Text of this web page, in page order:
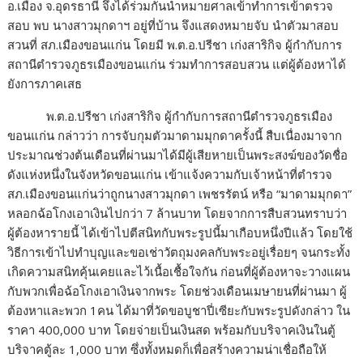
อ.เมือง จ.อุดรธานี จึงได้ร่วมกันนำหมายศาลเข้าทำการเข้าตรวจ
สอบ พบ นางสาวมุกดาฯ อยู่ที่บ้าน จึงแสดงหมายจับ นำตัวมาสอบ
สวนที่ สภ.เมืองขอนแก่น โดยมี พ.ต.อ.ปรีชา เก่งสาริกิจ ผู้กำกับการ
สถานีตำรวจภูธรเมืองขอนแก่น ร่วมทำการสอบสวน แต่ผู้ต้องหาได้
ยังการภาคเสธ
พ.ต.อ.ปรีชา เก่งสาริกิจ ผู้กำกับการสถานีตำรวจภูธรเมือง
ขอนแก่น กล่าวว่า การจับกุมตัวมาดามมุกดาครั้งนี้ สืบเนื่องมาจาก
ประมาณช่วงต้นเดือนที่ผ่านมาได้มีผู้เสียหายเป็นพระสงฆ์ของวัดชื่อ
ดังแห่งหนึ่งในจังหวัดขอนแก่น เข้าแจ้งความกับเจ้าหน้าที่ตำรวจ
สภ.เมืองขอนแก่นว่าถูกนางสาวมุกดา เพชรรัตน์ หรือ “มาดามมุกดา”
หลอกฉ้อโกงเอาเงินไปกว่า 7 ล้านบาท โดยจากการสืบสวนทราบว่า
ผู้ต้องหารายนี้ ได้เข้าไปตีสนิทกับพระรูปนี้มาเกือบหนึ่งปีแล้ว โดยใช้
วิธีการเข้าไปทำบุญและขอเช่าวัตถุมงคลกับพระอยู่เรื่อยๆ จนกระทั้ง
เกิดความสนิทคุ้นเคยและไว้เนื้อเชื้อใจกัน ก่อนที่ผู้ต้องหาจะวางแผน
กับพวกเพื่อฉ้อโกงเอาเงินจากพระ โดยช่วงเดือนเมษายนที่ผ่านมา ผู้
ต้องหาและพวก 1คน ได้มาที่วัดขอบูชาปี่เซียะกับพระรูปดังกล่าว ใน
ราคา 400,000 บาท โดยจ่ายเป็นเงินสด พร้อมกับบริจาคเงินในตู้
บริจาคตู้ละ 1,000 บาท ซึ่งทั้งหมดก็เพื่อสร้างความน่าเชื่อถือให้